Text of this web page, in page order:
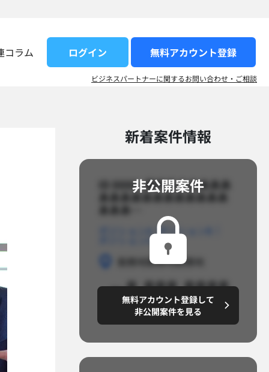
コラム ログイン 無料アカウント登録​
ビジネスパートナーに関するお問い合わせ・ご相談
新着案件情報​
ID 8888_案件名あああああ
ああああああああああああ
ポジションA ポジションB
ポジションC
勤務地勤務地
～8,888,8888
円/月
非公開案件​
無料アカウント登録して
非公開案件を見る